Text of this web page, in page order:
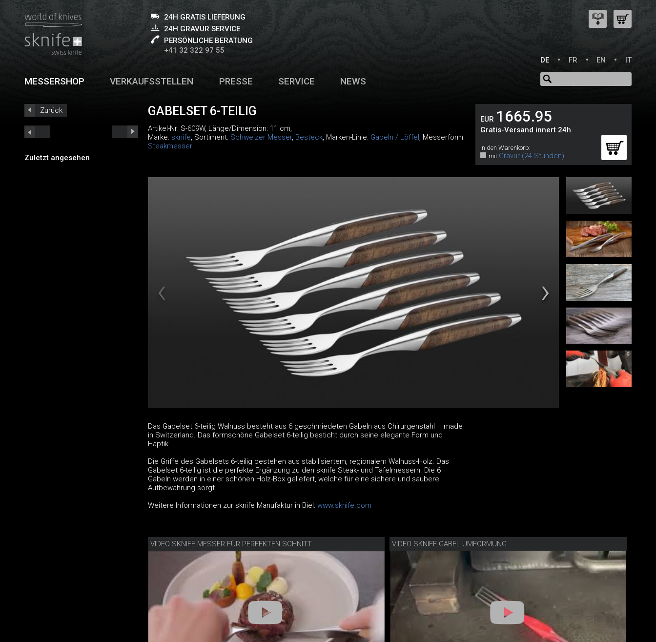
24H GRATIS LIEFERUNG
24H GRAVUR SERVICE
PERSÖNLICHE BERATUNG
+41 32 322 97 55
DE
FR EN IT
MESSERSHOP VERKAUFSSTELLEN PRESSE SERVICE NEWS
Zurück
Zuletzt angesehen
GABELSET 6-TEILIG
Artikel-Nr: S-609W, Länge/Dimension: 11 cm,
Marke: sknife, Sortiment: Schweizer Messer, Besteck, Marken-Linie: Gabeln / Löffel, Messerform:
Steakmesser
EUR 1665.95
Gratis-Versand innert 24h
In den Warenkorb:
mit Gravur (24 Stunden)
Das Gabelset 6-teilig Walnuss besteht aus 6 geschmiedeten Gabeln aus Chirurgenstahl – made
in Switzerland. Das formschöne Gabelset 6-teilig besticht durch seine elegante Form und
Haptik.
Die Griffe des Gabelsets 6-teilig bestehen aus stabilisiertem, regionalem Walnuss-Holz. Das
Gabelset 6-teilig ist die perfekte Ergänzung zu den sknife Steak- und Tafelmessern. Die 6
Gabeln werden in einer schönen Holz-Box geliefert, welche für eine sichere und saubere
Aufbewahrung sorgt.
Weitere Informationen zur sknife Manufaktur in Biel: www.sknife.com
VIDEO SKNIFE MESSER FÜR PERFEKTEN SCHNITT VIDEO SKNIFE GABEL UMFORMUNG